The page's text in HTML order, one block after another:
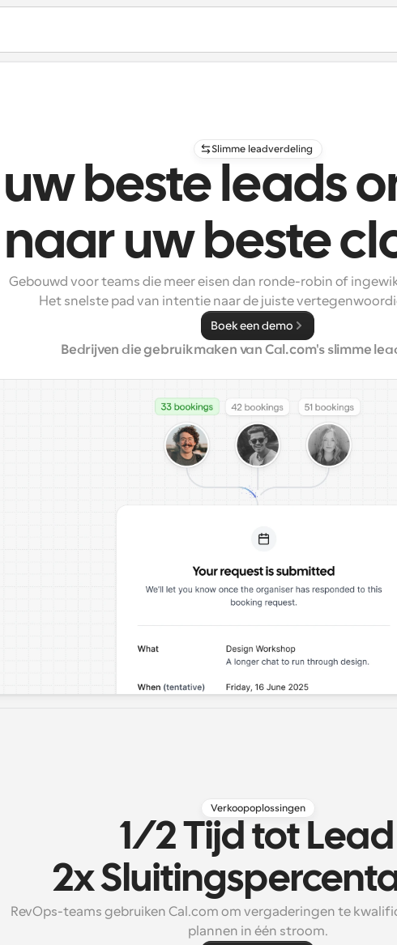
Slimme leadverdeling
beste leads
naar uw beste
Gebouwd voor teams die meer eisen dan ronde-robin of
Het snelste pad van intentie naar de juiste
Boek een demo
Bedrijven die gebruikmaken van Cal.com's slimme
Verkoopoplossingen
1/2 Tijd tot Lead
2x
RevOps-teams gebruiken Cal.com om vergaderingen te
plannen in één stroom.